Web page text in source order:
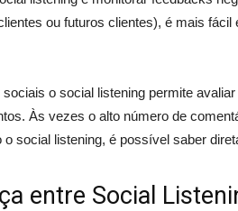
ou futuros clientes), é mais
o social listening permite
Às vezes o alto número de
o social listening, é possível saber
entre Social